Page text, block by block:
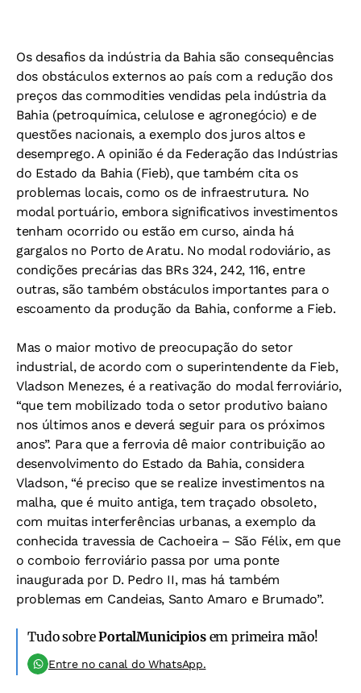
Os desafios da indústria da Bahia são consequências
dos obstáculos externos ao país com a redução dos
preços das commodities vendidas pela indústria da
Bahia (petroquímica, celulose e agronegócio) e de
questões nacionais, a exemplo dos juros altos e
desemprego. A opinião é da Federação das Indústrias
do Estado da Bahia (Fieb), que também cita os
problemas locais, como os de infraestrutura. No
modal portuário, embora significativos investimentos
tenham ocorrido ou estão em curso, ainda há
gargalos no Porto de Aratu. No modal rodoviário, as
condições precárias das BRs 324, 242, 116, entre
outras, são também obstáculos importantes para o
escoamento da produção da Bahia, conforme a Fieb.
Mas o maior motivo de preocupação do setor
industrial, de acordo com o superintendente da Fieb,
Vladson Menezes, é a reativação do modal ferroviário,
“que tem mobilizado toda o setor produtivo baiano
nos últimos anos e deverá seguir para os próximos
anos”. Para que a ferrovia dê maior contribuição ao
desenvolvimento do Estado da Bahia, considera
Vladson, “é preciso que se realize investimentos na
malha, que é muito antiga, tem traçado obsoleto,
com muitas interferências urbanas, a exemplo da
conhecida travessia de Cachoeira – São Félix, em que
o comboio ferroviário passa por uma ponte
inaugurada por D. Pedro II, mas há também
problemas em Candeias, Santo Amaro e Brumado”.
Tudo sobrePortalMunicipiosem primeira mão!
Entre no canal do WhatsApp.